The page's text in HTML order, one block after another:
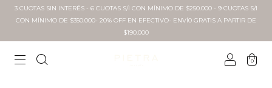
3 CUOTAS SIN INTERÉS - 6 CUOTAS S/I CON MÍNIMO DE $250.000 - 9 CUOTAS S/I
CON MÍNIMO DE $350.000- 20% OFF EN EFECTIVO- ENVÍ0 GRATIS A PARTIR DE
$190.000
0